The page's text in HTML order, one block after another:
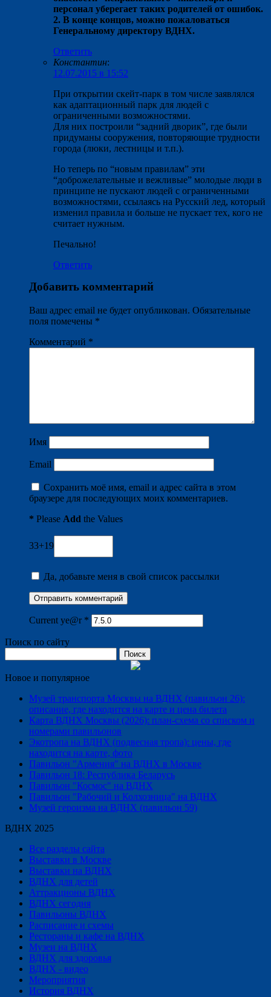
персонал уберегает таких родителей от ошибок.
2. В конце концов, можно пожаловаться
Генеральному директору ВДНХ.
Ответить
Константин:
12.07.2015 в 15:52
При открытии скейт-парк в том числе заявлялся
как адаптационный парк для людей с
ограниченными возможностями.
Для них построили “задний дворик”, где были
придуманы сооружения, повторяющие трудности
города (люки, лестницы и т.п.).
Но теперь по “новым правилам” эти
“доброжелательные и вежливые” молодые люди в
принципе не пускают людей с ограниченными
возможностями, ссылаясь на Русский лед, который
изменил правила и больше не пускает тех, кого не
считает нужным.
Печально!
Ответить
Добавить комментарий
Ваш адрес email не будет опубликован. Обязательные
поля помечены *
Комментарий *
Имя
Email
Сохранить моё имя, email и адрес сайта в этом
браузере для последующих моих комментариев.
* Please Add the Values
33+19
Да, добавьте меня в свой список рассылки
Current ye@r *
Поиск по сайту
Новое и популярное
Музей транспорта Москвы на ВДНХ (павильон 26):
описание, где находится на карте и цена билета
Карта ВДНХ Москвы (2026): план-схема со списком и
номерами павильонов
Экотропа на ВДНХ (подвесная тропа): цены, где
находится на карте, фото
Павильон "Армения" на ВДНХ в Москве
Павильон 18: Республика Беларусь
Павильон "Космос" на ВДНХ
Павильон "Рабочий и Колхозница" на ВДНХ
Музей героизма на ВДНХ (павильон 59)
ВДНХ 2025
Все разделы сайта
Выставки в Москве
Выставки на ВДНХ
ВДНХ для детей
Аттракционы ВДНХ
ВДНХ сегодня
Павильоны ВДНХ
Расписание и схемы
Рестораны и кафе на ВДНХ
Музеи на ВДНХ
ВДНХ для здоровья
ВДНХ - видео
Мероприятия
История ВДНХ